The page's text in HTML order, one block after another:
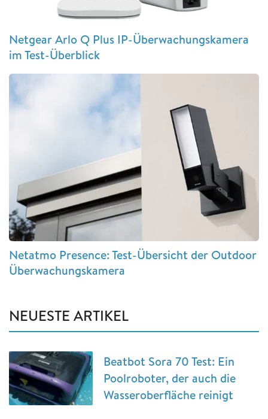
Netgear Arlo Q Plus IP-Überwachungskamera
im Test-Überblick
Netatmo Presence: Test-Übersicht der Outdoor
Überwachungskamera
NEUESTE ARTIKEL
Beatbot Sora 70 Test: Ein
Poolroboter, der auch die
Wasseroberfläche reinigt